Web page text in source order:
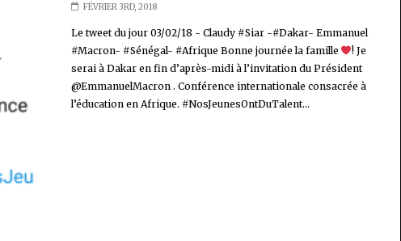
FÉVRIER 3RD, 2018
Le tweet du jour 03/02/18 - Claudy #Siar -#Dakar- Emmanuel
#Macron- #Sénégal- #Afrique Bonne journée la famille
! Je
serai à Dakar en fin d’après-midi à l’invitation du Président
@EmmanuelMacron . Conférence internationale consacrée à
l’éducation en Afrique. #NosJeunesOntDuTalent...